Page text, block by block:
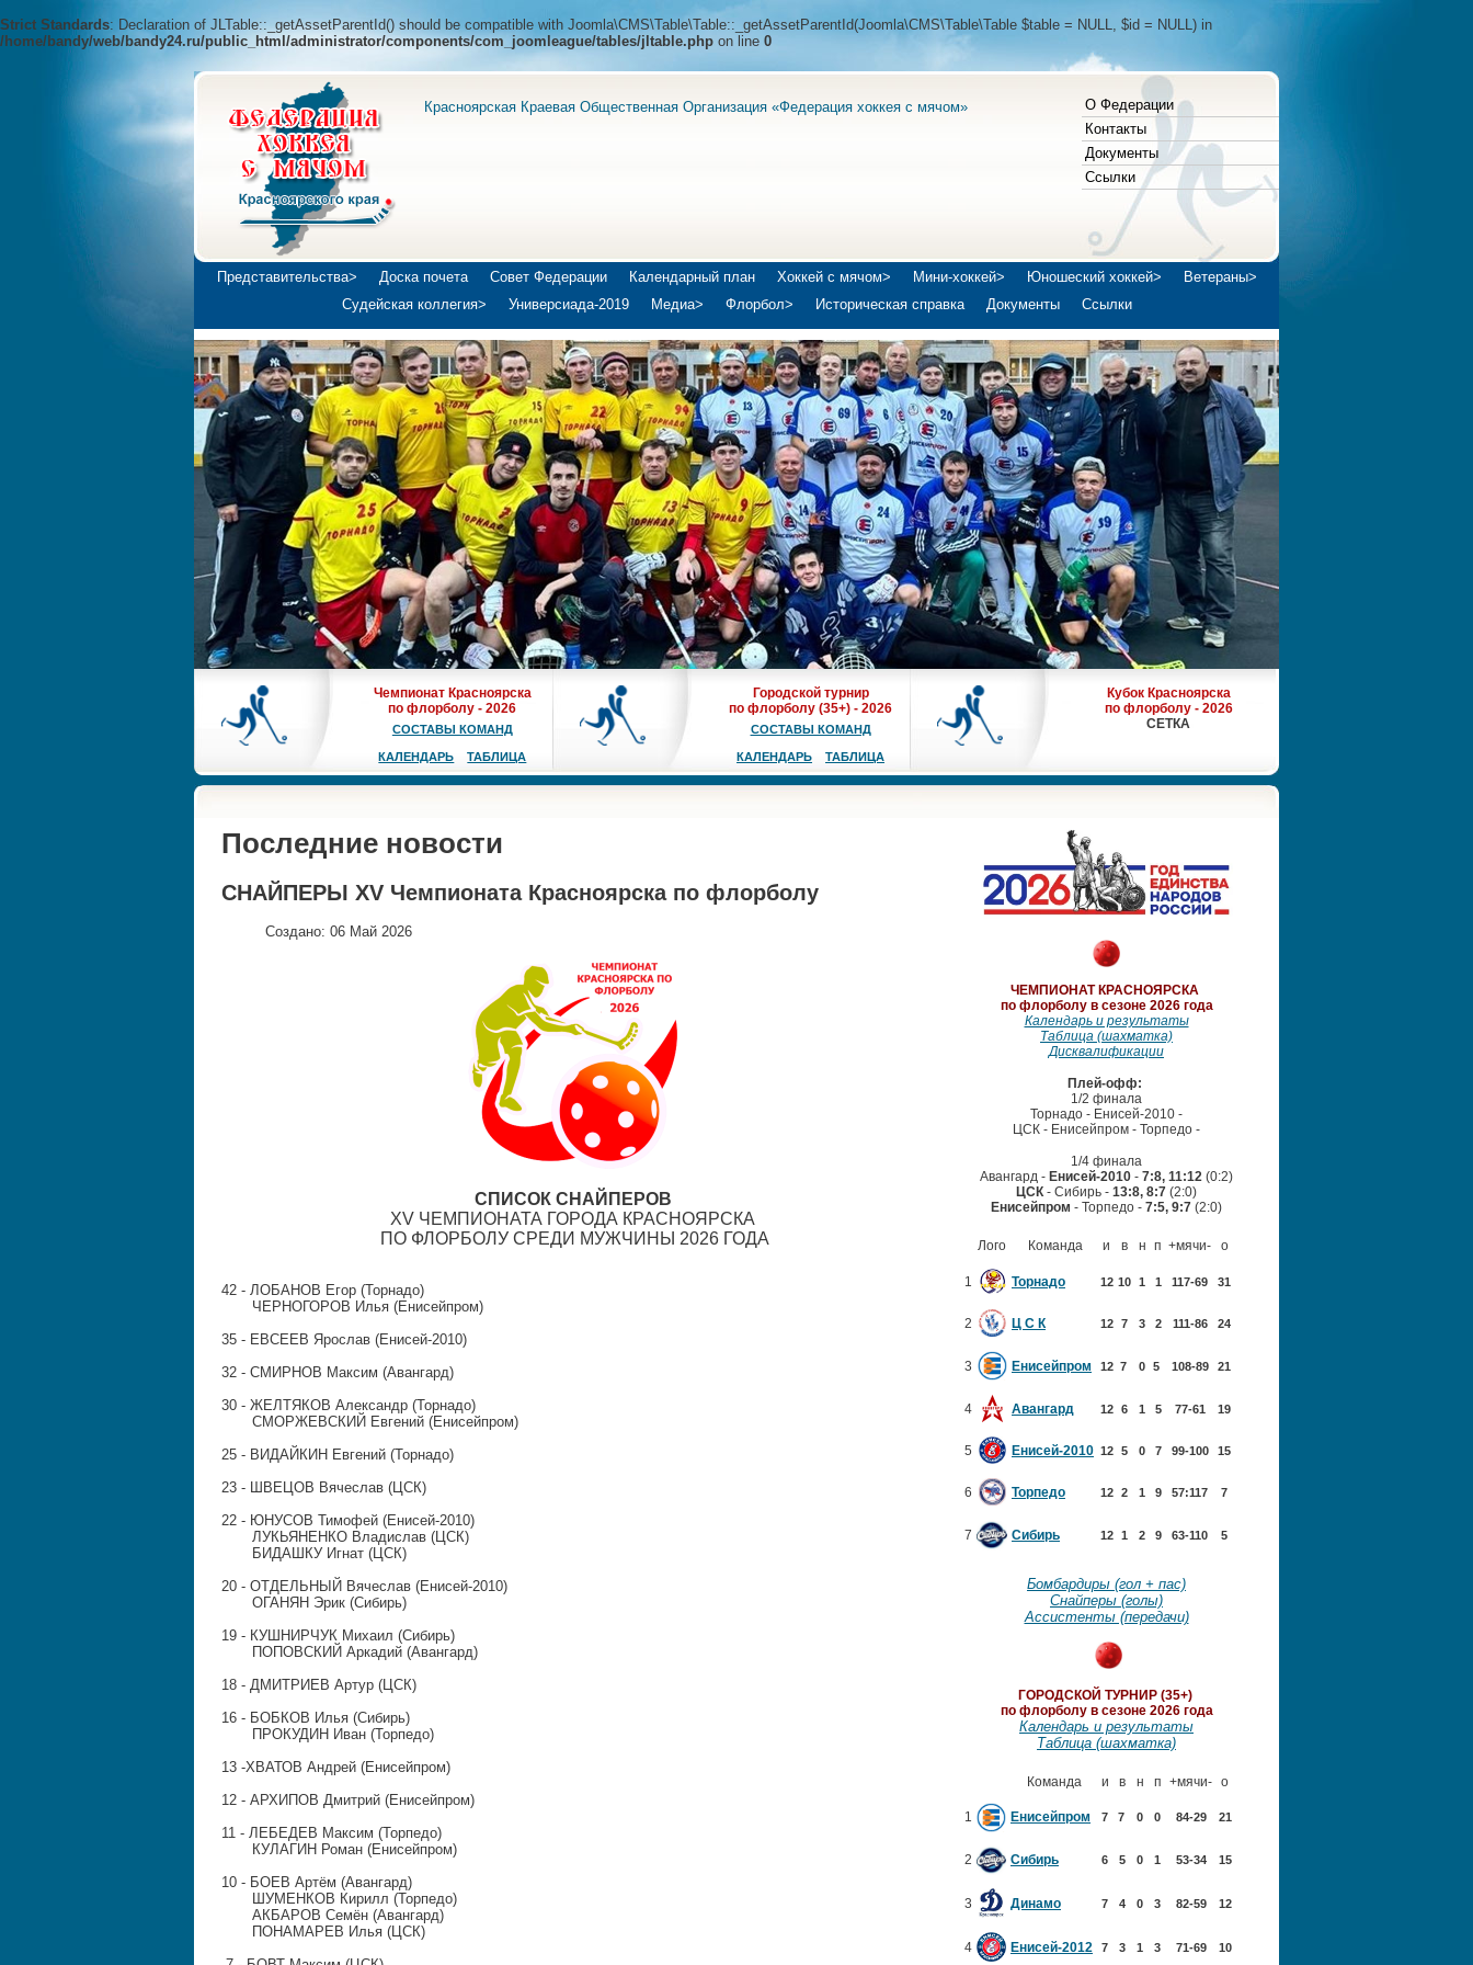
Strict Standards: Declaration of JLTable::_getAssetParentId() should be compatible with Joomla\CMS\Table\Table::_getAssetParentId(Joomla\CMS\Table\Table $table = NULL, $id = NULL) in
/home/bandy/web/bandy24.ru/public_html/administrator/components/com_joomleague/tables/jltable.php on line 0
О Федерации
Контакты
Документы
Ссылки
Красноярская Краевая Общественная Организация «Федерация хоккея с мячом»
Представительства> Доска почета Совет Федерации Календарный план Хоккей с мячом> Мини-хоккей> Юношеский хоккей>
Ветераны>
Судейская коллегия>
Универсиада-2019 Медиа> Флорбол> Историческая справка Документы Ссылки
Чемпионат Красноярска
по флорболу - 2026
СОСТАВЫ КОМАНД
КАЛЕНДАРЬ ТАБЛИЦА
Городской турнир
по флорболу (35+) - 2026
СОСТАВЫ КОМАНД
КАЛЕНДАРЬ ТАБЛИЦА
Кубок Красноярска
по флорболу - 2026
СЕТКА
Последние новости
СНАЙПЕРЫ XV Чемпионата Красноярска по флорболу
Создано: 06 Май 2026
СПИСОК СНАЙПЕРОВ
XV ЧЕМПИОНАТА ГОРОДА КРАСНОЯРСКА
ПО ФЛОРБОЛУ СРЕДИ МУЖЧИНЫ 2026 ГОДА
42 - ЛОБАНОВ Егор (Торнадо)
ЧЕРНОГОРОВ Илья (Енисейпром)
35 - ЕВСЕЕВ Ярослав (Енисей-2010)
32 - СМИРНОВ Максим (Авангард)
30 - ЖЕЛТЯКОВ Александр (Торнадо)
СМОРЖЕВСКИЙ Евгений (Енисейпром)
25 - ВИДАЙКИН Евгений (Торнадо)
23 -
ШВЕЦОВ Вячеслав (ЦСК)
22 - ЮНУСОВ Тимофей (Енисей-2010)
ЛУКЬЯНЕНКО Владислав (ЦСК)
БИДАШКУ Игнат (ЦСК)
20 - ОТДЕЛЬНЫЙ Вячеслав (Енисей-2010)
ОГАНЯН Эрик (Сибирь)
19 - КУШНИРЧУК Михаил (Сибирь)
ПОПОВСКИЙ Аркадий (Авангард)
18 - ДМИТРИЕВ Артур (ЦСК)
1 6 - БОБКОВ Илья (Сибирь)
ПРОКУДИН Иван (Торпедо)
1 3 -ХВАТОВ Андрей (Енисейпром)
1 2 - АРХИПОВ Дмитрий (Енисейпром)
11 - ЛЕБЕДЕВ Максим (Торпедо)
КУЛАГИН Роман (Енисейпром)
10 - БОЕВ Артём (Авангард)
ШУМЕНКОВ Кирилл (Торпедо)
АКБАРОВ Семён (Авангард)
ПОНАМАРЕВ Илья (ЦСК)
ЧЕМПИОНАТ КРАСНОЯРСКА
по флорболу в сезоне 2026 года
Календарь и результаты
Таблица (шахматка)
Дисквалификации
Плей-офф:
1/2 финала
Торнадо - Енисей-2010 -
ЦСК - Енисейпром - Торпедо -
1/4 финала
Авангард - Енисей-2010 - 7:8, 11:12 (0:2)
ЦСК - Сибирь - 13:8, 8:7 (2:0)
Енисейпром - Торпедо - 7:5, 9:7 (2:0)
Лого Команда и в н п +мячи- о
1 Торнадо 12 10 1 1 117-69 31
2 Ц С К 12 7 3 2 111-86 24
3 Енисейпром 12 7 0 5 108-89 21
4 Авангард 12 6 1 5 77-61 19
5 Енисей-2010 12 5 0 7 99-100 15
6 Торпедо 12 2 1 9 57:117 7
7 Сибирь 12 1 2 9 63-110 5
Бомбардиры (гол + пас)
Снайперы (голы)
Ассистенты (передачи)
ГОРОДСКОЙ ТУРНИР (35+)
по флорболу в сезоне 2026 года
Календарь и результаты
Таблица (шахматка)
Команда и в н п +мячи- о
1 Енисейпром 7 7 0 0 84-29 21
2 Сибирь 6 5 0 1 53-34 15
3 Динамо 7 4 0 3 82-59 12
4 Енисей-2012 7 3 1 3 71-69 10